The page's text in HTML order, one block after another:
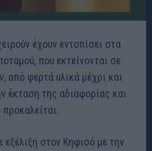
έχουν εντοπίσει στα
που εκτείνονται σε
από φερτά υλικά μέχρι και
έκταση της αδιαφορίας και
στον Κηφισό με την